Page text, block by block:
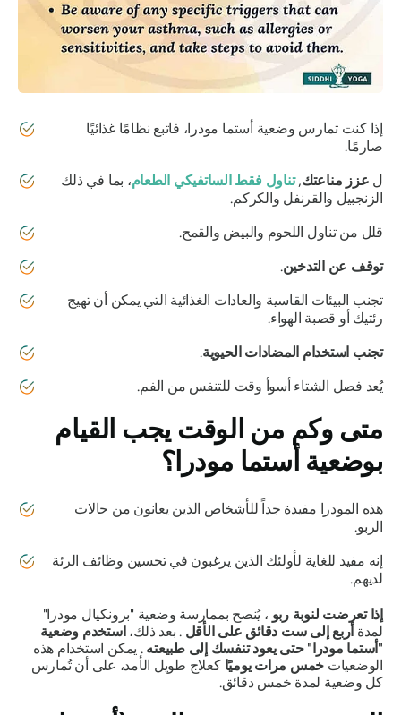
إذا كنت تمارس وضعية أستما مودرا، فاتبع نظامًا غذائيًا
صارمًا.
ل عزز مناعتك,تناول فقطالساتفيكيالطعام، بما في ذلك
الزنجبيل والقرنفل والكركم.
قلل من تناول اللحوم والبيض والقمح.
توقف عن التدخين.
تجنب البيئات القاسية والعادات الغذائية التي يمكن أن تهيج
رئتيك أو قصبة الهواء.
تجنب استخدام المضادات الحيوية.
يُعد فصل الشتاء أسوأ وقت للتنفس من الفم.
متى وكم من الوقت يجب القيام
بوضعيةأستما مودرا ؟
هذهالمودرامفيدة جداً للأشخاص الذين يعانون من حالات
الربو.
إنه مفيد للغاية لأولئك الذين يرغبون في تحسين وظائف الرئة
لديهم.
إذا تعرضت لنوبة ربو، يُنصح بممارسة وضعية "برونكيال مودرا"
لمدةأربع إلى ست دقائق على الأقل. بعد ذلك،استخدموضعية
"أستما مودرا" حتى يعود تنفسك إلى طبيعته. يمكن استخدام هذه
الوضعياتخمس مرات يوميًاكعلاج طويل الأمد، على أن تُمارس
كل وضعية لمدة خمس دقائق.